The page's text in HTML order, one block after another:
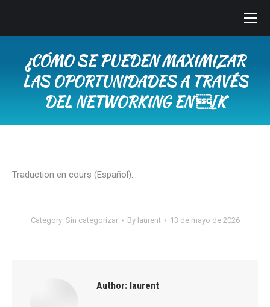
¿CÓMO SE PUEDEN MAXIMIZAR
LAS OPORTUNIDADES A TRAVÉS
DEL NETWORKING EN [K
Traduction en cours (Español)…
Category: Sin categorizar By laurent 13 de mayo de 2026
Author: laurent